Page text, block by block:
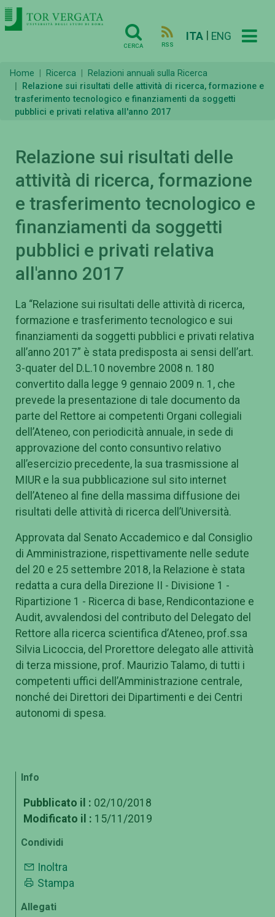
CERCA RSS
ITA ENG
Home Ricerca
Relazioni annuali sulla Ricerca
Relazione sui risultati delle attività di ricerca, formazione e
trasferimento tecnologico e finanziamenti da soggetti
pubblici e privati relativa all'anno 2017
Relazione sui risultati delle
attività di ricerca, formazione
e trasferimento tecnologico e
finanziamenti da soggetti
pubblici e privati relativa
all'anno 2017
La “Relazione sui risultati delle attività di ricerca,
formazione e trasferimento tecnologico e sui
finanziamenti da soggetti pubblici e privati relativa
all’anno 2017” è stata predisposta ai sensi dell’art.
3-quater del D.L.10 novembre 2008 n. 180
convertito dalla legge 9 gennaio 2009 n. 1, che
prevede la presentazione di tale documento da
parte del Rettore ai competenti Organi collegiali
dell’Ateneo, con periodicità annuale, in sede di
approvazione del conto consuntivo relativo
all’esercizio precedente, la sua trasmissione al
MIUR e la sua pubblicazione sul sito internet
dell’Ateneo al fine della massima diffusione dei
risultati delle attività di ricerca dell’Università.
Approvata dal Senato Accademico e dal Consiglio
di Amministrazione, rispettivamente nelle sedute
del 20 e 25 settembre 2018, la Relazione è stata
redatta a cura della Direzione II - Divisione 1 -
Ripartizione 1 - Ricerca di base, Rendicontazione e
Audit, avvalendosi del contributo del Delegato del
Rettore alla ricerca scientifica d’Ateneo, prof.ssa
Silvia Licoccia, del Prorettore delegato alle attività
di terza missione, prof. Maurizio Talamo, di tutti i
competenti uffici dell’Amministrazione centrale,
nonché dei Direttori dei Dipartimenti e dei Centri
autonomi di spesa.
Info
Pubblicato il : 02/10/2018
Modificato il : 15/11/2019
Condividi
Inoltra
Stampa
Allegati